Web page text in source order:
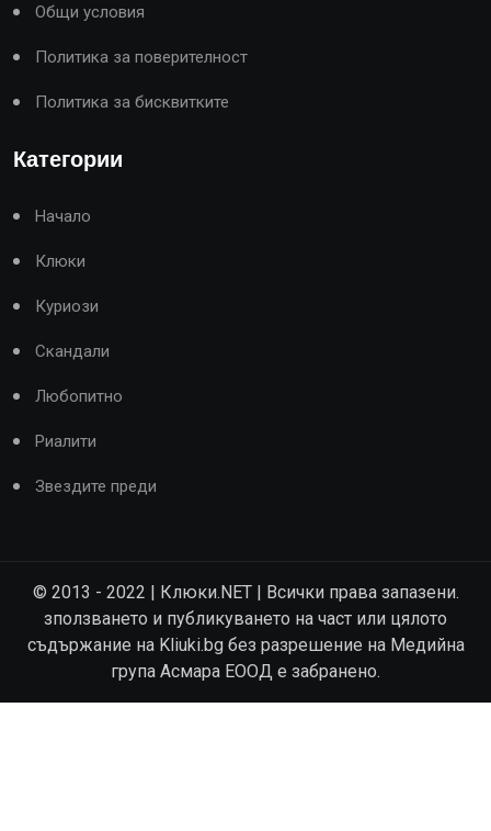
Общи условия
Политика за поверителност
Политика за бисквитките
Категории
Начало
Клюки
Куриози
Скандали
Любопитно
Риалити
Звездите преди
© 2013 - 2022 | Клюки.NET | Всички права запазени.
зползването и публикуването на част или цялото
съдържание на Kliuki.bg без разрешение на Медийна
група Асмара ЕООД е забранено.